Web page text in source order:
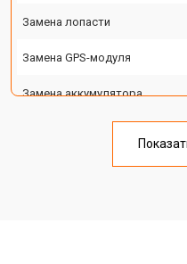
Замена лопасти
Замена GPS-модуля
Замена аккумулятора